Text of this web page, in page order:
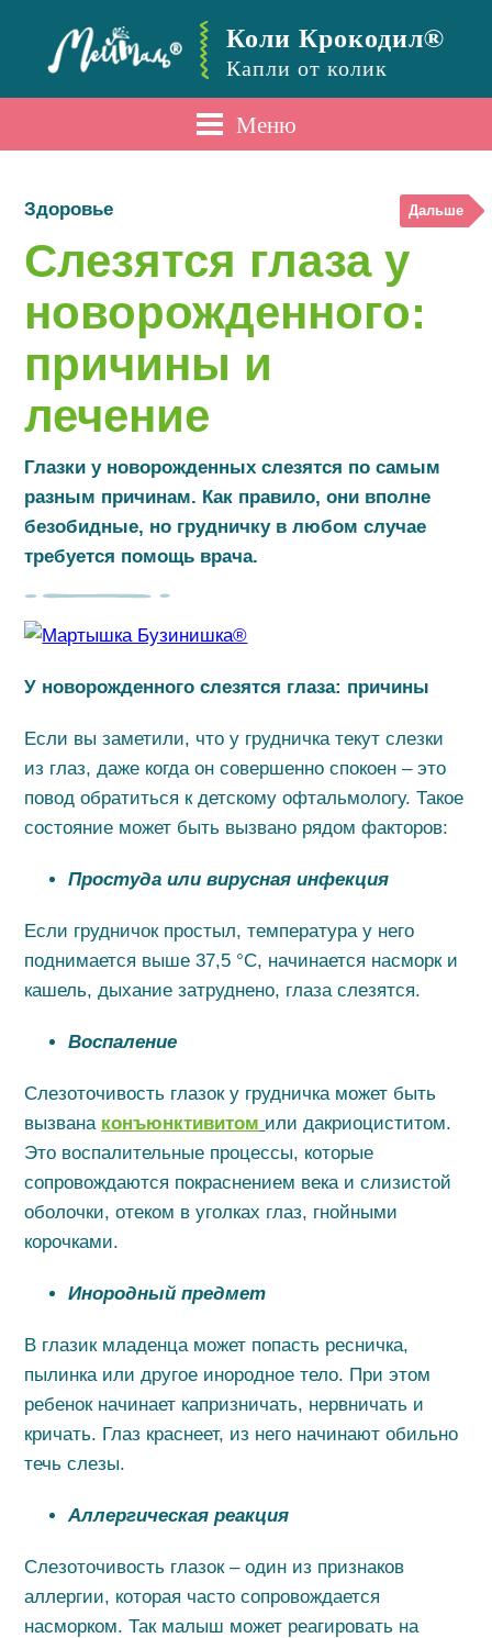
Коли Крокодил®
Капли от колик
Меню
Здоровье Дальше
Слезятся глаза у
новорожденного:
причины и
лечение
Глазки у новорожденных слезятся по самым
разным причинам. Как правило, они вполне
безобидные, но грудничку в любом случае
требуется помощь врача.
У новорожденного слезятся глаза: причины
Если вы заметили, что у грудничка текут слезки
из глаз, даже когда он совершенно спокоен – это
повод обратиться к детскому офтальмологу. Такое
состояние может быть вызвано рядом факторов:
Простуда или вирусная инфекция
Если грудничок простыл, температура у него
поднимается выше 37,5 °С, начинается насморк и
кашель, дыхание затруднено, глаза слезятся.
Воспаление
Слезоточивость глазок у грудничка может быть
вызвана конъюнктивитом или дакриоциститом.
Это воспалительные процессы, которые
сопровождаются покраснением века и слизистой
оболочки, отеком в уголках глаз, гнойными
корочками.
Инородный предмет
В глазик младенца может попасть ресничка,
пылинка или другое инородное тело. При этом
ребенок начинает капризничать, нервничать и
кричать. Глаз краснеет, из него начинают обильно
течь слезы.
Аллергическая реакция
Слезоточивость глазок – один из признаков
аллергии, которая часто сопровождается
насморком. Так малыш может реагировать на